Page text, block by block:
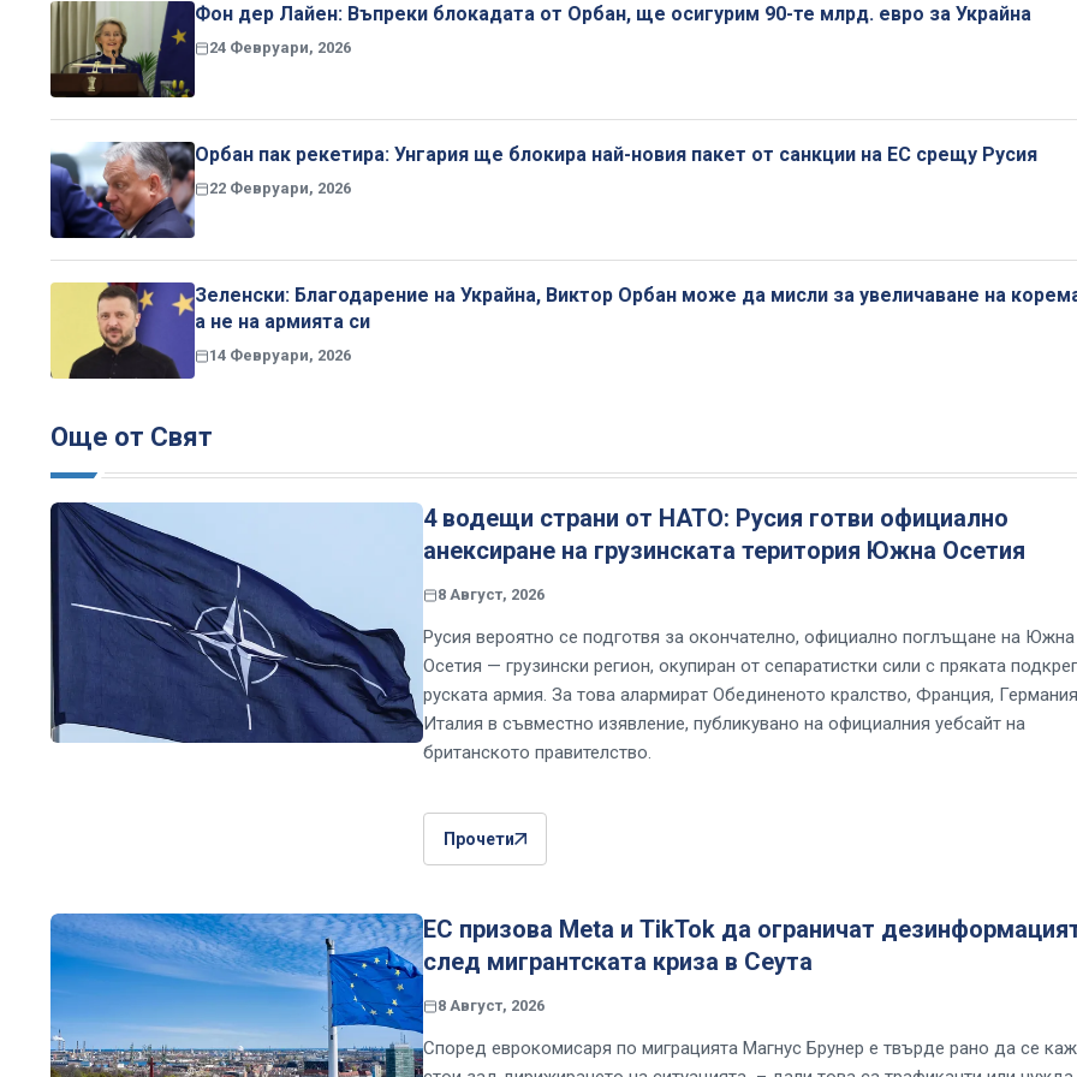
Фон дер Лайен: Въпреки блокадата от Орбан, ще осигурим 90-те млрд. евро за Украйна
24 Февруари, 2026
Орбан пак рекетира: Унгария ще блокира най-новия пакет от санкции на ЕС срещу Русия
22 Февруари, 2026
Зеленски: Благодарение на Украйна, Виктор Орбан може да мисли за увеличаване на
а не на армията си
14 Февруари, 2026
Още от Свят
4 водещи страни от НАТО: Русия готви официално
анексиране на грузинската територия Южна Осетия
8 Август, 2026
Русия вероятно се подготвя за окончателно, официално поглъщане на Южна
Осетия — грузински регион, окупиран от сепаратистки сили с пряката
руската армия. За това алармират Обединеното кралство, Франция,
Италия в съвместно изявление, публикувано на официалния уебсайт на
британското правителство.
Прочети
ЕС призова Meta и TikTok да ограничат
след мигрантската криза в Сеута
8 Август, 2026
Според еврокомисаря по миграцията Магнус Брунер е твърде рано да се